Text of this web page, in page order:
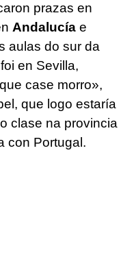
prazas en
Andalucía e
aulas do sur da
en Sevilla,
case morro»,
que logo estaría
clase na provincia
con Portugal.